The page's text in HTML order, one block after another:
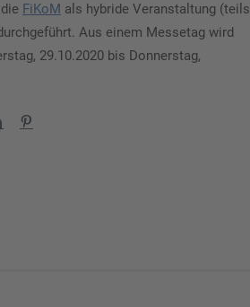
FiKoM als hybride Veranstaltung (teils
Aus einem Messetag wird
29.10.2020 bis Donnerstag,